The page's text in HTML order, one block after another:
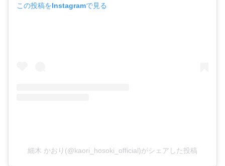
この投稿をInstagramで見る
細木 かおり(@kaori_hosoki_official)がシェアした投稿